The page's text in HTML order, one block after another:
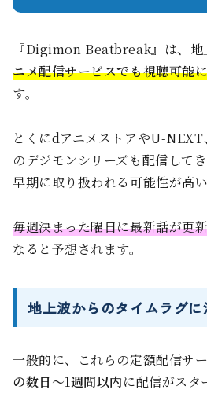
『Digimon Beatbreak』は、地
ニメ配信サービスでも視聴可能
す。
とくにdアニメストアやU-
のデジモンシリーズも配信して
早期に取り扱われる可能性が高い
毎週決まった曜日に最新話が更
なると予想されます。
地上波からのタイムラグに
一般的に、これらの定額配信サ
の数日〜1週間以内に配信がスタ